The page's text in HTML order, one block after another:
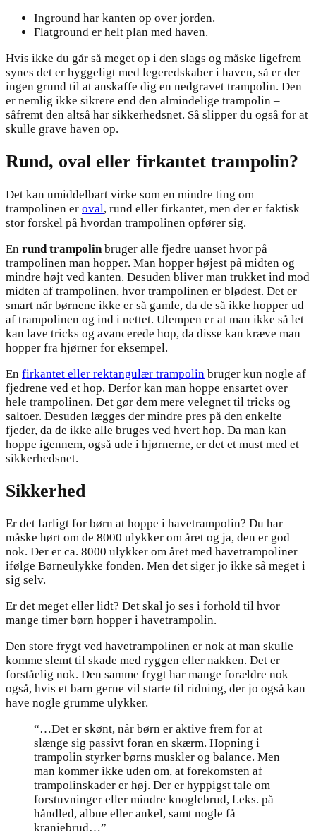
Inground har kanten op over jorden.
Flatground er helt plan med haven.
Hvis ikke du går så meget op i den slags og måske ligefrem
synes det er hyggeligt med legeredskaber i haven, så er der
ingen grund til at anskaffe dig en nedgravet trampolin. Den
er nemlig ikke sikrere end den almindelige trampolin –
såfremt den altså har sikkerhedsnet. Så slipper du også for at
skulle grave haven op.
Rund, oval eller firkantet trampolin?
Det kan umiddelbart virke som en mindre ting om
trampolinen er oval, rund eller firkantet, men der er faktisk
stor forskel på hvordan trampolinen opfører sig.
En rund trampolin bruger alle fjedre uanset hvor på
trampolinen man hopper. Man hopper højest på midten og
mindre højt ved kanten. Desuden bliver man trukket ind mod
midten af trampolinen, hvor trampolinen er blødest. Det er
smart når børnene ikke er så gamle, da de så ikke hopper ud
af trampolinen og ind i nettet. Ulempen er at man ikke så let
kan lave tricks og avancerede hop, da disse kan kræve man
hopper fra hjørner for eksempel.
En firkantet eller rektangulær trampolin bruger kun nogle af
fjedrene ved et hop. Derfor kan man hoppe ensartet over
hele trampolinen. Det gør dem mere velegnet til tricks og
saltoer. Desuden lægges der mindre pres på den enkelte
fjeder, da de ikke alle bruges ved hvert hop. Da man kan
hoppe igennem, også ude i hjørnerne, er det et must med et
sikkerhedsnet.
Sikkerhed
Er det farligt for børn at hoppe i havetrampolin? Du har
måske hørt om de 8000 ulykker om året og ja, den er god
nok. Der er ca. 8000 ulykker om året med havetrampoliner
ifølge Børneulykke fonden. Men det siger jo ikke så meget i
sig selv.
Er det meget eller lidt? Det skal jo ses i forhold til hvor
mange timer børn hopper i havetrampolin.
Den store frygt ved havetrampolinen er nok at man skulle
komme slemt til skade med ryggen eller nakken. Det er
forståelig nok. Den samme frygt har mange forældre nok
også, hvis et barn gerne vil starte til ridning, der jo også kan
have nogle grumme ulykker.
“…Det er skønt, når børn er aktive frem for at
slænge sig passivt foran en skærm. Hopning i
trampolin styrker børns muskler og balance. Men
man kommer ikke uden om, at forekomsten af
trampolinskader er høj. Der er hyppigst tale om
forstuvninger eller mindre knoglebrud, f.eks. på
håndled, albue eller ankel, samt nogle få
kraniebrud…”